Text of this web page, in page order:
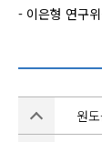
- 이은형 연구
원